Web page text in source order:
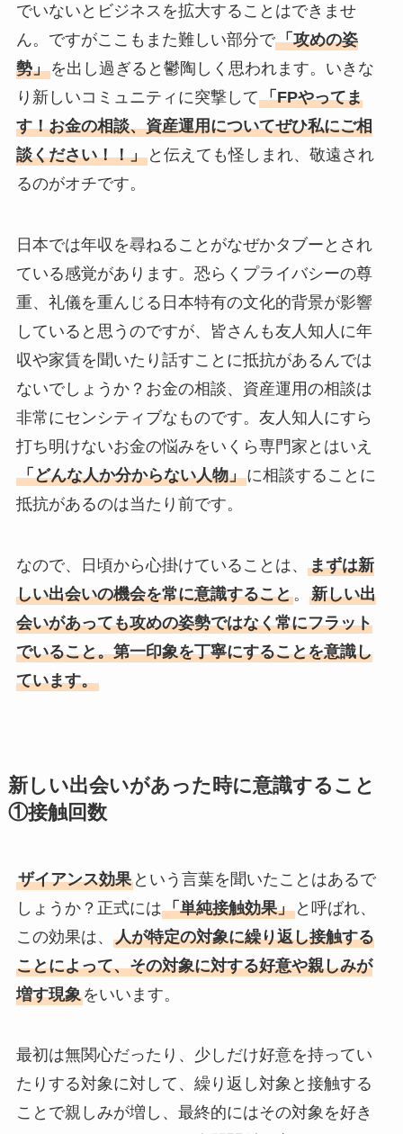
でいないとビジネスを拡大することはできませ
ん。ですがここもまた難しい部分で「攻めの姿
勢」を出し過ぎると鬱陶しく思われます。いきな
り新しいコミュニティに突撃して「FPやってま
す！お金の相談、資産運用についてぜひ私にご相
談ください！！」と伝えても怪しまれ、敬遠され
るのがオチです。
日本では年収を尋ねることがなぜかタブーとされ
ている感覚があります。恐らくプライバシーの尊
重、礼儀を重んじる日本特有の文化的背景が影響
していると思うのですが、皆さんも友人知人に年
収や家賃を聞いたり話すことに抵抗があるんでは
ないでしょうか？お金の相談、資産運用の相談は
非常にセンシティブなものです。友人知人にすら
打ち明けないお金の悩みをいくら専門家とはいえ
「どんな人か分からない人物」に相談することに
抵抗があるのは当たり前です。
なので、日頃から心掛けていることは、 まずは新
しい出会いの機会を常に意識すること。 新しい出
会いがあっても攻めの姿勢ではなく常にフラット
でいること。第一印象を丁寧にすることを意識し
ています。
新しい出会いがあった時に意識すること
①接触回数
ザイアンス効果という言葉を聞いたことはあるで
しょうか？正式には「単純接触効果」と呼ばれ、
この効果は、 人が特定の対象に繰り返し接触する
ことによって、その対象に対する好意や親しみが
増す現象をいいます。
最初は無関心だったり、少しだけ好意を持ってい
たりする対象に対して、繰り返し対象と接触する
ことで親しみが増し、最終的にはその対象を好き